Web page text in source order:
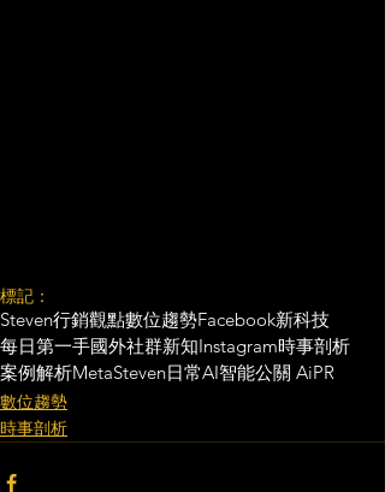
標記：
Steven行銷觀點數位趨勢Facebook新科技
每日第一手國外社群新知Instagram時事剖析
案例解析MetaSteven日常AI智能公關 AiPR
數位趨勢
時事剖析